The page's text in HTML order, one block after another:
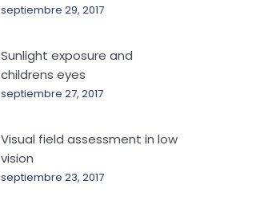
septiembre 29, 2017
Sunlight exposure and
childrens eyes
septiembre 27, 2017
Visual field assessment in low
vision
septiembre 23, 2017